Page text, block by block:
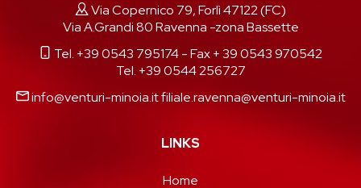
Via Copernico 79, Forlì 47122 (FC)
Via A.Grandi 80 Ravenna -zona Bassette
Tel. +39 0543 795174- Fax + 39 0543 970542
Tel. +39 0544 256727
info@venturi-minoia.itfiliale.ravenna@venturi-minoia.it
LINKS
Home